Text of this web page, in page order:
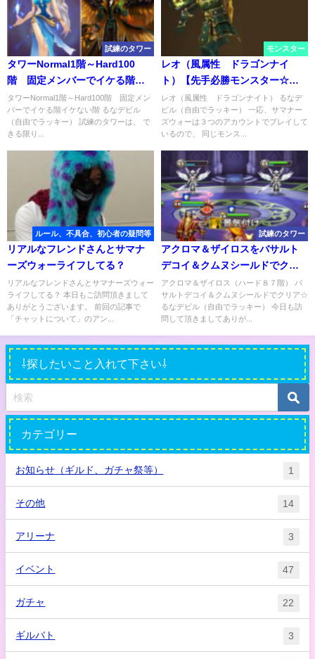
試練のタワー
タワーNormal1階～Hard100
階 固定メンバーでイケる階イ
ケない階
タワーNormal1階～Hard100階 固定メン
バーでイケる階イケない階 るなデビル
（自由でラッキー） 試練のタワーは、 で
きる限り...
モンスター
レオ（風属性 ドラゴンナイ
ト）【先手必勝モンスター☆
ｗ】
レオ（風属性 ドラゴンナイト） るなデ
ビル（自由でラッキー） 一応、サマナー
ズウォーは３つのアカウントでプレイして
いるので、 同じモンス...
ルール、不具合、初心者の疑問等
リアルなフレンドさんとサマナ
ーズウォーライフしてる？
リアルなフレンドさんとサマナーズウォー
ライフしてる？ 本日もご訪問頂きまして
ありがとうございます。 前回の記事で
「チャットについて」のアン...
試練のタワー
アクロマ＆ザイロスをバサルト
デコイ＆クムヌシールドでクリ
ア☆
アクロマ＆ザイロス（ハード８７階） バ
サルトデコイ＆クムヌシールドでクリア☆
るなデビル（自由でラッキー） 今日も訪
問して頂きましてありが...
⇩探したいこと入れて下さい⇩
カテゴリー
お知らせ（ギルド、ガチャ祭等） 1
その他 14
アリーナ 3
イベント 47
ガチャ 22
ギルバト 3